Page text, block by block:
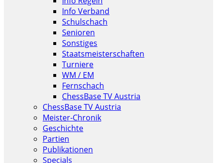
Info Verband
Schulschach
Senioren
Sonstiges
Staatsmeisterschaften
Turniere
WM / EM
Fernschach
ChessBase TV Austria
ChessBase TV Austria
Meister-Chronik
Geschichte
Partien
Publikationen
Specials